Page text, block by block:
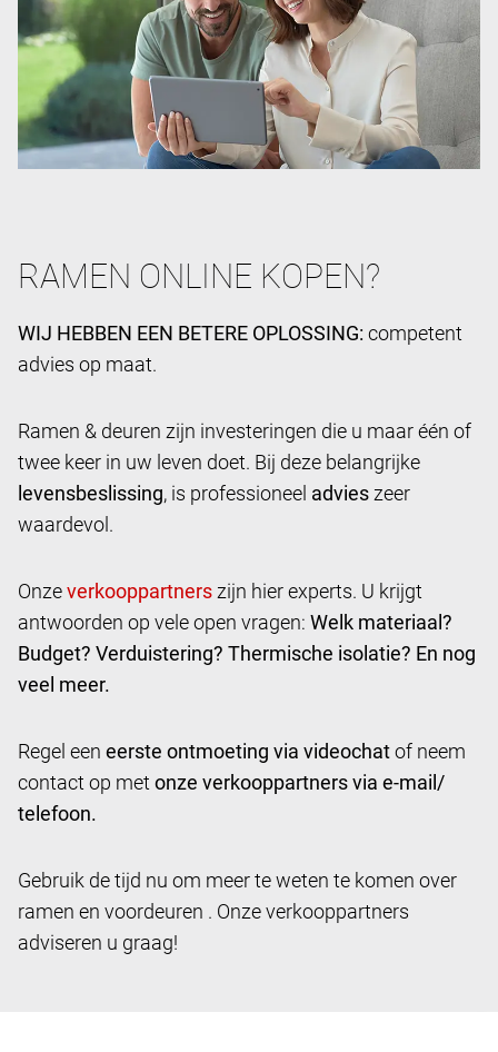
RAMEN ONLINE KOPEN?
WIJ HEBBEN EEN BETERE OPLOSSING: competent
advies op maat.
Ramen & deuren zijn investeringen die u maar één of
twee keer in uw leven doet. Bij deze belangrijke
levensbeslissing, is professioneel advies zeer
waardevol.
Onze
zijn hier experts. U krijgt
antwoorden op vele open vragen: Welk materiaal?
Budget? Verduistering? Thermische isolatie? En nog
veel meer.
Regel een eerste ontmoeting via videochatof neem
contact op met onze verkooppartners via e-mail/
telefoon.
Gebruik de tijd nu om meer te weten te komen over
ramen en voordeuren . Onze verkooppartners
adviseren u graag!